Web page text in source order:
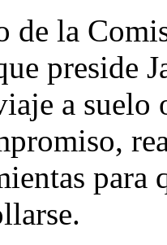
de la
preside
a suelo
para